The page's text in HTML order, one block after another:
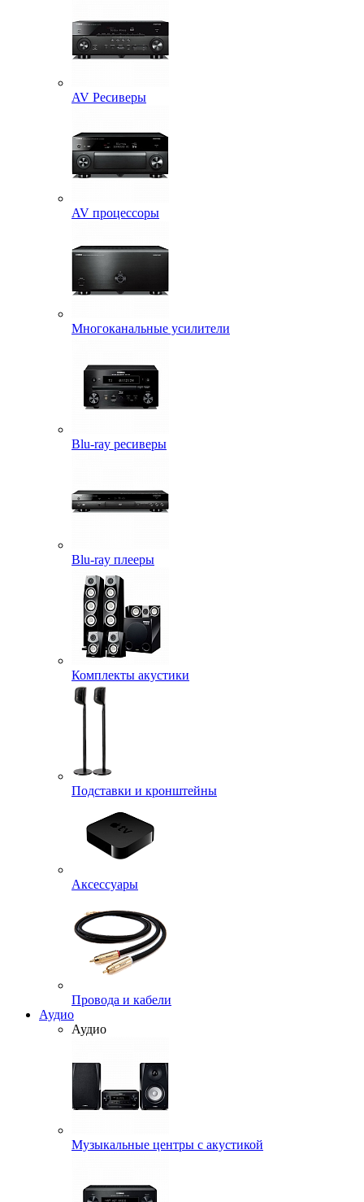
AV Ресиверы
AV процессоры
Многоканальные усилители
Blu-ray ресиверы
Blu-ray плееры
Комплекты акустики
Подставки и кронштейны
Аксессуары
Провода и кабели
Аудио
Аудио
Музыкальные центры с акустикой